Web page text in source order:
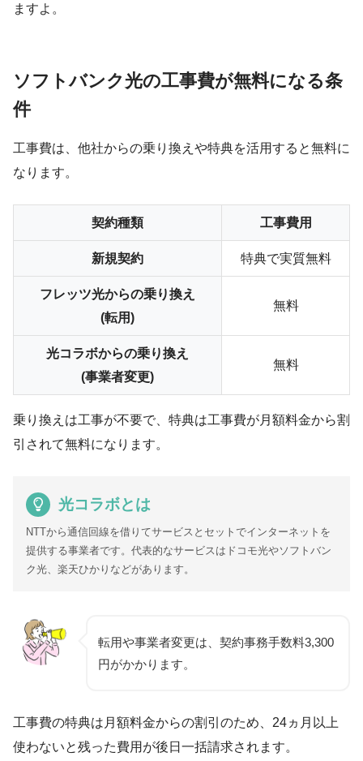
ますよ。
ソフトバンク光の工事費が無料になる条
件
工事費は、他社からの乗り換えや特典を活用すると無料に
なります。
契約種類 工事費用
新規契約 特典で実質無料
フレッツ光からの乗り換え
(転用)
無料
光コラボからの乗り換え
(事業者変更)
無料
乗り換えは工事が不要で、特典は工事費が月額料金から割
引されて無料になります。
光コラボとは
NTTから通信回線を借りてサービスとセットでインターネットを
提供する事業者です。代表的なサービスはドコモ光やソフトバン
ク光、楽天ひかりなどがあります。
転用や事業者変更は、契約事務手数料3,300
円がかかります。
工事費の特典は月額料金からの割引のため、24ヵ月以上
使わないと残った費用が後日一括請求されます。